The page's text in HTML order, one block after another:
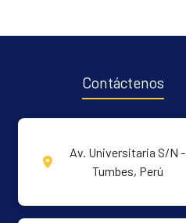
Contáctenos
Av. Universitaria S/N -
Tumbes, Perú